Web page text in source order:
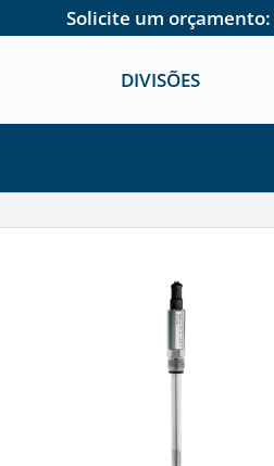
Solicite um orçamento:
DIVISÕES